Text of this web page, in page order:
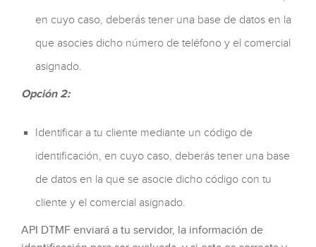
en cuyo caso, deberás tener una base de datos en la
que asocies dicho número de teléfono y el comercial
asignado.
Opción 2:
Identificar a tu cliente mediante un código de
identificación, en cuyo caso, deberás tener una base
de datos en la que se asocie dicho código con tu
cliente y el comercial asignado.
API DTMF enviará a tu servidor, la información de